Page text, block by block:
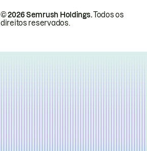
© 2026 Semrush Holdings.Todos os
direitos reservados.